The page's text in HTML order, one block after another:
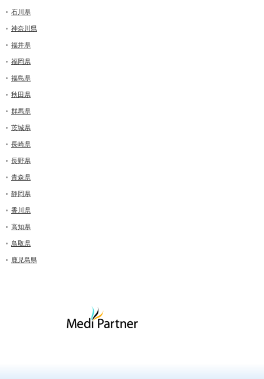
石川県
神奈川県
福井県
福岡県
福島県
秋田県
群馬県
茨城県
長崎県
長野県
青森県
静岡県
香川県
高知県
鳥取県
鹿児島県